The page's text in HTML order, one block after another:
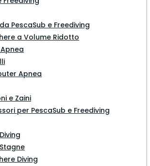
PescaSub e Freediving
a Volume Ridotto
Apnea
e Zaini
per PescaSub e Freediving
Diving